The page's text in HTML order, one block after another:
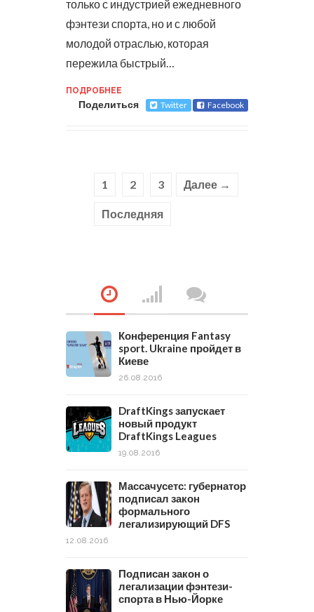
только с индустрией ежедневного
фэнтези спорта, но и с любой
молодой отраслью, которая
пережила быстрый…
ПОДРОБНЕЕ
Поделиться Twitter Facebook
1 2 3 Далее →
Последняя
Конференция Fantasy
sport. Ukraine пройдет в
Киеве
26.08.2016
DraftKings запускает
новый продукт
DraftKings Leagues
19.08.2016
Массачусетс: губернатор
подписал закон
формального
легализирующий DFS
12.08.2016
Подписан закон о
легализации фэнтези-
спорта в Нью-Йорке